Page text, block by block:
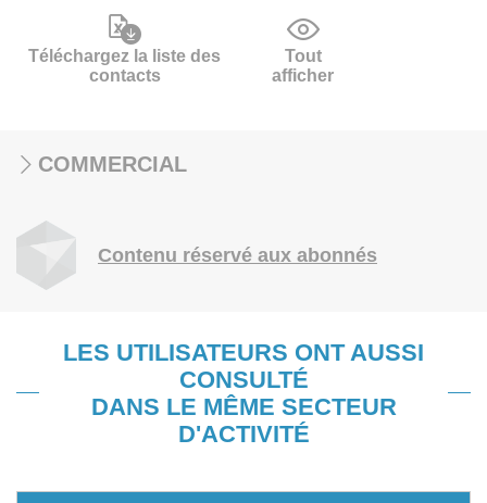
Téléchargez la liste des
contacts
Tout
afficher
COMMERCIAL
Contenu réservé aux abonnés
LES UTILISATEURS ONT AUSSI
CONSULTÉ
DANS LE MÊME SECTEUR
D'ACTIVITÉ